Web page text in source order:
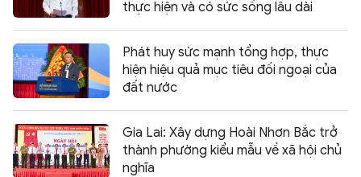
thực hiện và có sức sống lâu dài
Phát huy sức mạnh tổng hợp, thực
hiện hiệu quả mục tiêu đối ngoại của
đất nước
Gia Lai: Xây dựng Hoài Nhơn Bắc trở
thành phường kiểu mẫu về xã hội chủ
nghĩa